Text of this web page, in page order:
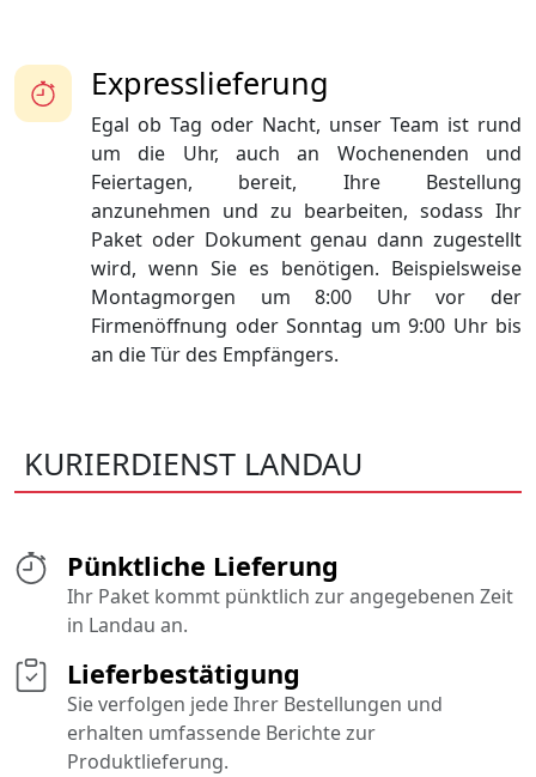
Expresslieferung
Egal ob Tag oder Nacht, unser Team ist rund
um die Uhr, auch an Wochenenden und
Feiertagen, bereit, Ihre Bestellung
anzunehmen und zu bearbeiten, sodass Ihr
Paket oder Dokument genau dann zugestellt
wird, wenn Sie es benötigen. Beispielsweise
Montagmorgen um 8:00 Uhr vor der
Firmenöffnung oder Sonntag um 9:00 Uhr bis
an die Tür des Empfängers.
KURIERDIENST LANDAU
Pünktliche Lieferung
Ihr Paket kommt pünktlich zur angegebenen Zeit
in Landau an.
Lieferbestätigung
Sie verfolgen jede Ihrer Bestellungen und
erhalten umfassende Berichte zur
Produktlieferung.